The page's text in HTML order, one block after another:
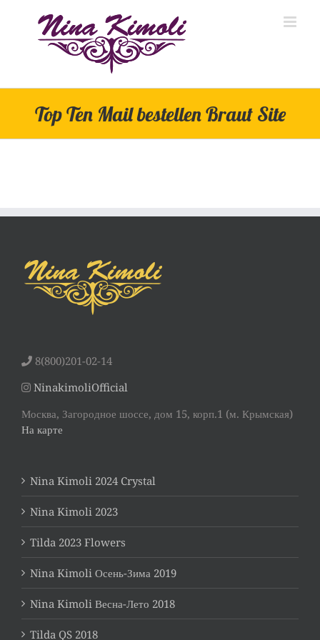
Top Ten Mail bestellen Braut Site
8(800)201-02-14
NinakimoliOfficial
Москва, Загородное шоссе, дом 15, корп.1 (м. Крымская)
На карте
Nina Kimoli 2024 Crystal
Nina Kimoli 2023
Tilda 2023 Flowers
Nina Kimoli Осень-Зима 2019
Nina Kimoli Весна-Лето 2018
Tilda QS 2018